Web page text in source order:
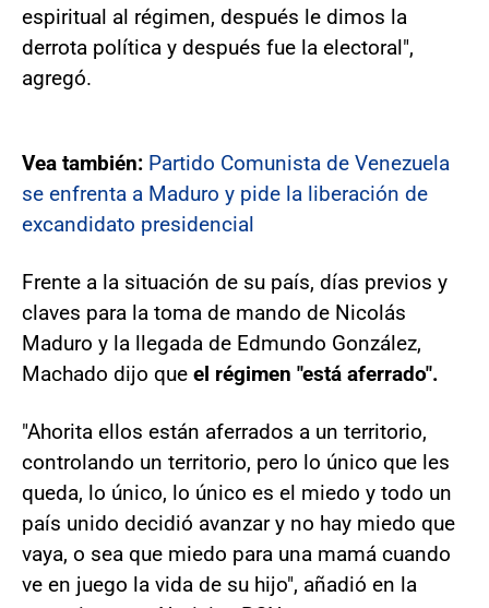
espiritual al régimen, después le dimos la
derrota política y después fue la electoral",
agregó.
Vea también: Partido Comunista de Venezuela
se enfrenta a Maduro y pide la liberación de
excandidato presidencial
Frente a la situación de su país, días previos y
claves para la toma de mando de Nicolás
Maduro y la llegada de Edmundo González,
Machado dijo que el régimen "está aferrado".
"Ahorita ellos están aferrados a un territorio,
controlando un territorio, pero lo único que les
queda, lo único, lo único es el miedo y todo un
país unido decidió avanzar y no hay miedo que
vaya, o sea que miedo para una mamá cuando
ve en juego la vida de su hijo", añadió en la